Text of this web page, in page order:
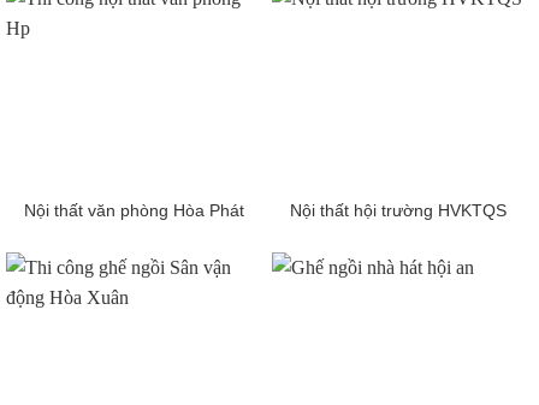
Nội thất văn phòng Hòa Phát Nội thất hội trường HVKTQS